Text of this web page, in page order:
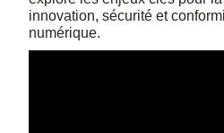
innovation, sécurité et
numérique.